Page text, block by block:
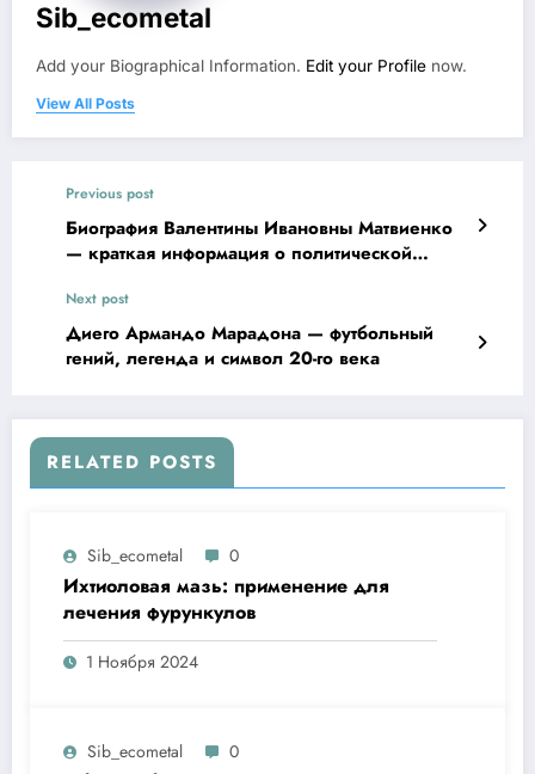
Sib_ecometal
Add your Biographical Information. Edit your Profile now.
View All Posts
Previous post
Биография Валентины Ивановны Матвиенко
— краткая информация о политической
Next post
Диего Армандо Марадона — футбольный
гений, легенда и символ 20-го века
RELATED POSTS
Sib_ecometal 0
Ихтиоловая мазь: применение для
лечения фурункулов
1 Ноября 2024
Sib_ecometal 0